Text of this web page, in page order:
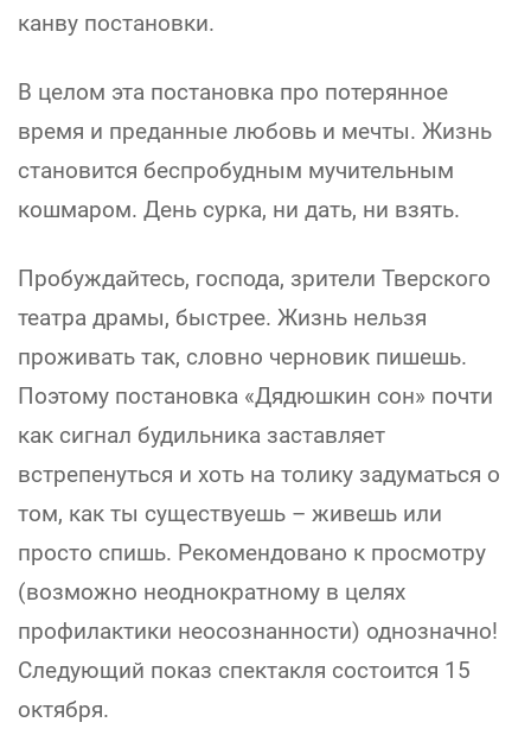
канву постановки.
В целом эта постановка про потерянное
время и преданные любовь и мечты. Жизнь
становится беспробудным мучительным
кошмаром. День сурка, ни дать, ни взять.
Пробуждайтесь, господа, зрители Тверского
театра драмы, быстрее. Жизнь нельзя
проживать так, словно черновик пишешь.
Поэтому постановка «Дядюшкин сон» почти
как сигнал будильника заставляет
встрепенуться и хоть на толику задуматься о
том, как ты существуешь – живешь или
просто спишь. Рекомендовано к просмотру
(возможно неоднократному в целях
профилактики неосознанности) однозначно!
Следующий показ спектакля состоится 15
октября.